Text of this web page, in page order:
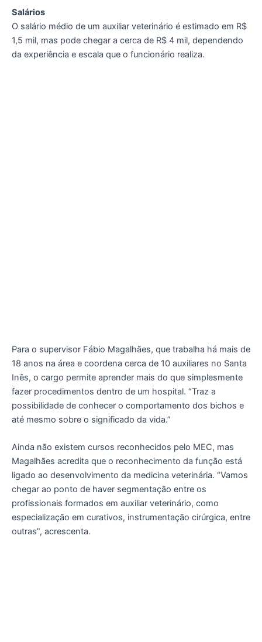
Salários
O salário médio de um auxiliar veterinário é estimado em R$
1,5 mil, mas pode chegar a cerca de R$ 4 mil, dependendo
da experiência e escala que o funcionário realiza.
Para o supervisor Fábio Magalhães, que trabalha há mais de
18 anos na área e coordena cerca de 10 auxiliares no Santa
Inês, o cargo permite aprender mais do que simplesmente
fazer procedimentos dentro de um hospital. “Traz a
possibilidade de conhecer o comportamento dos bichos e
até mesmo sobre o significado da vida.”
Ainda não existem cursos reconhecidos pelo MEC, mas
Magalhães acredita que o reconhecimento da função está
ligado ao desenvolvimento da medicina veterinária. “Vamos
chegar ao ponto de haver segmentação entre os
profissionais formados em auxiliar veterinário, como
especialização em curativos, instrumentação cirúrgica, entre
outras”, acrescenta.